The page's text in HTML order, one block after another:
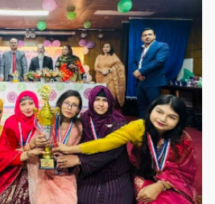
গৌরবের মুহূর্ত
গৌরবের মুহূর্ত